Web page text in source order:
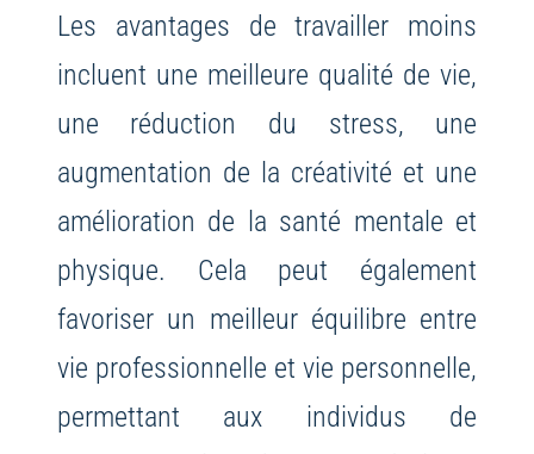
Les avantages de travailler moins
incluent une meilleure qualité de vie,
une réduction du stress, une
augmentation de la créativité et une
amélioration de la santé mentale et
physique. Cela peut également
favoriser un meilleur équilibre entre
vie professionnelle et vie personnelle,
permettant aux individus de